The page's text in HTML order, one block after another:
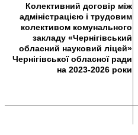
Колективний договір між
адміністрацією і трудовим
колективом комунального
закладу «Чернігівський
обласний науковий ліцей»
Чернігівської обласної ради
на 2023-2026 роки